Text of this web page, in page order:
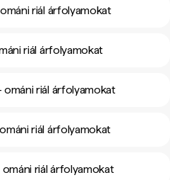
riál árfolyamokat
riál árfolyamokat
ománi riál árfolyamokat
riál árfolyamokat
riál árfolyamokat